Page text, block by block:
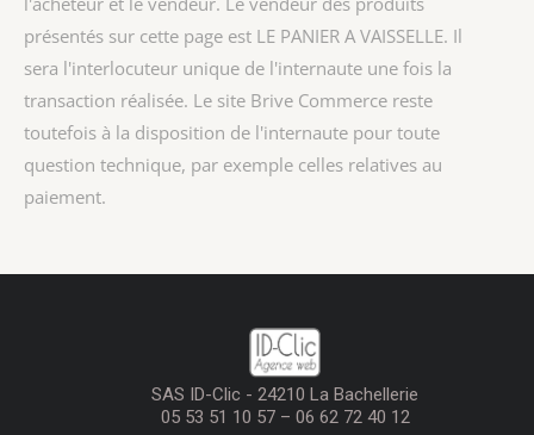
présentés sur cette page est LE PANIER A VAISSELLE. Il
sera l'interlocuteur unique de l'internaute une fois la
transaction réalisée. Le site Brive Commerce reste
toutefois à la disposition de l'internaute pour toute
question technique, par exemple celles relatives au
paiement.
SAS ID-Clic - 24210 La Bachellerie
05 53 51 10 57 – 06 62 72 40 12